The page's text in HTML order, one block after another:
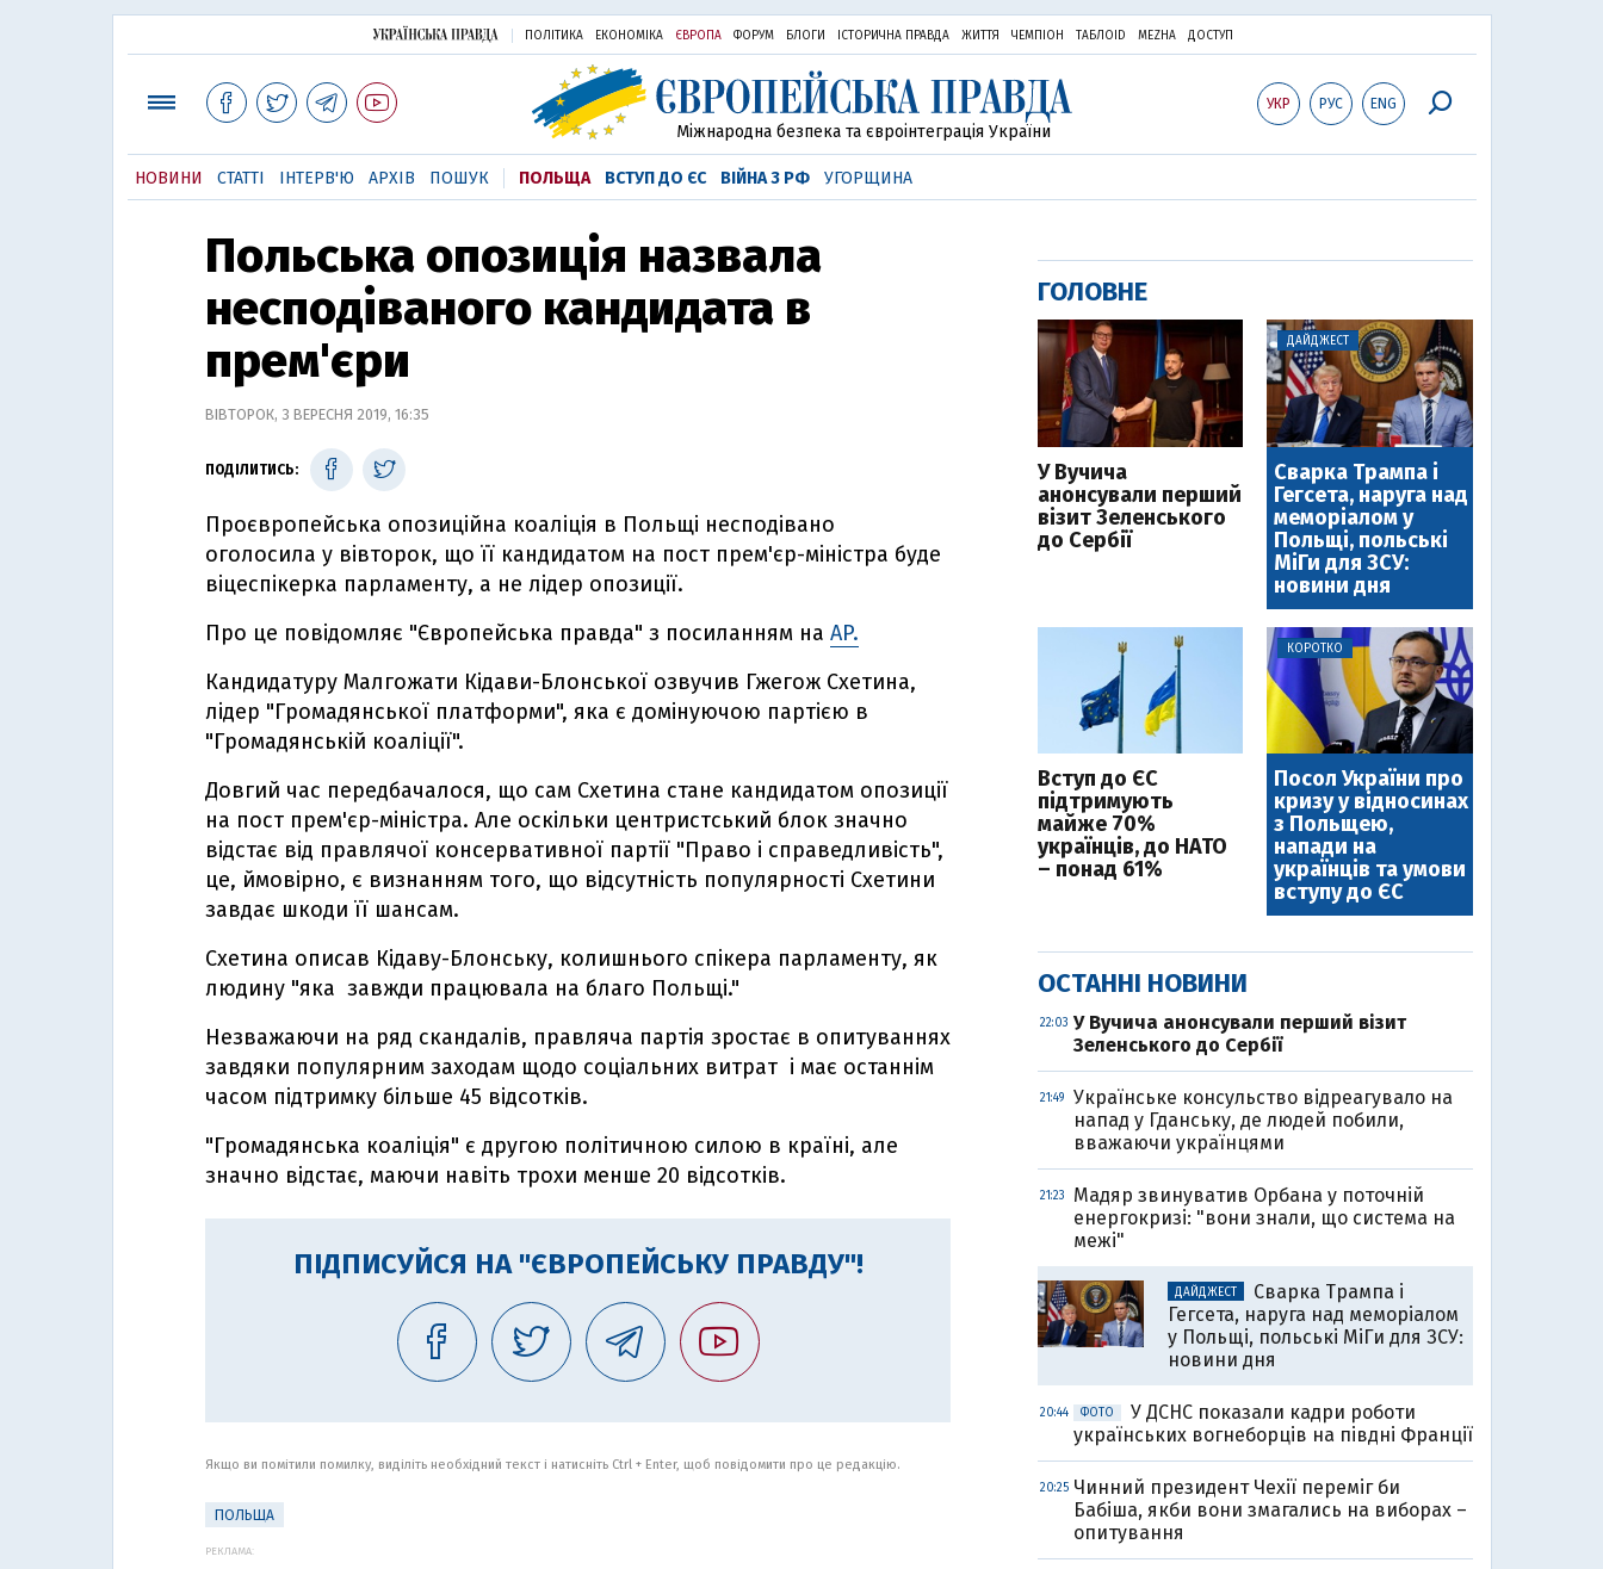
ПОЛІТИКА ЕКОНОМІКА ЄВРОПА ФОРУМ БЛОГИ ІСТОРИЧНА ПРАВДА ЖИТТЯ ЧЕМПІОН ТАБЛОID MEZHA ДОСТУП
УКР РУС ENG
Міжнародна безпека та євроінтеграція України
НОВИНИ СТАТТІ ІНТЕРВ'Ю АРХІВ ПОШУК ПОЛЬЩА ВСТУП ДО ЄС ВІЙНА З РФ УГОРЩИНА
Польська опозиція назвала
несподіваного кандидата в
прем'єри
ВІВТОРОК, 3 ВЕРЕСНЯ 2019, 16:35
ПОДІЛИТИСЬ:
Проєвропейська опозиційна коаліція в Польщі несподівано
оголосила у вівторок, що її кандидатом на пост прем'єр-міністра буде
віцеспікерка парламенту, а не лідер опозиції.
Про це повідомляє "Європейська правда" з посиланням на AP.
Кандидатуру Малгожати Кідави-Блонської озвучив Гжегож Схетина,
лідер "Громадянської платформи", яка є домінуючою партією в
"Громадянській коаліції".
Довгий час передбачалося, що сам Схетина стане кандидатом опозиції
на пост прем'єр-міністра. Але оскільки центристський блок значно
відстає від правлячої консервативної партії "Право і справедливість",
це, ймовірно, є визнанням того, що відсутність популярності Схетини
завдає шкоди її шансам.
Схетина описав Кідаву-Блонську, колишнього спікера парламенту, як
людину "яка завжди працювала на благо Польщі."
Незважаючи на ряд скандалів, правляча партія зростає в опитуваннях
завдяки популярним заходам щодо соціальних витрат і має останнім
часом підтримку більше 45 відсотків.
"Громадянська коаліція" є другою політичною силою в країні, але
значно відстає, маючи навіть трохи менше 20 відсотків.
ПІДПИСУЙСЯ НА "ЄВРОПЕЙСЬКУ ПРАВДУ"!
Якщо ви помітили помилку, виділіть необхідний текст і натисніть Ctrl + Enter, щоб повідомити про це редакцію.
ПОЛЬЩА
РЕКЛАМА:
ГОЛОВНЕ
У Вучича
анонсували перший
візит Зеленського
до Сербії
ДАЙДЖЕСТ
Сварка Трампа і
Гегсета, наруга над
меморіалом у
Польщі, польські
МіГи для ЗСУ:
новини дня
Вступ до ЄС
підтримують
майже 70%
українців, до НАТО
– понад 61%
КОРОТКО
Посол України про
кризу у відносинах
з Польщею,
напади на
українців та умови
вступу до ЄС
ОСТАННІ НОВИНИ
22:03 У Вучича анонсували перший візит
Зеленського до Сербії
21:49
Українське консульство відреагувало на
напад у Гданську, де людей побили,
вважаючи українцями
21:23
Мадяр звинуватив Орбана у поточній
енергокризі: "вони знали, що система на
межі"
ДАЙДЖЕСТ
Сварка Трампа і
Гегсета, наруга над меморіалом
у Польщі, польські МіГи для ЗСУ:
новини дня
20:44 ФОТО
У ДСНС показали кадри роботи
українських вогнеборців на півдні Франції
20:25 Чинний президент Чехії переміг би
Бабіша, якби вони змагались на виборах –
опитування